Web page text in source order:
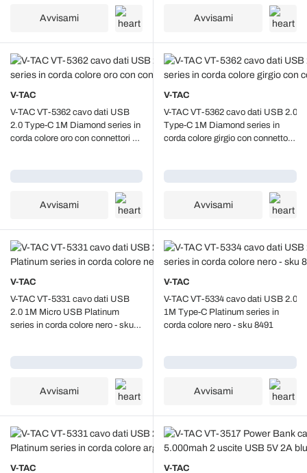
Avvisami Avvisami
V-TAC
V-TAC VT-5362 cavo dati USB
2.0 Type-C 1M Diamond series in
corda colore oro con connettori a
Avvisami
V-TAC
V-TAC VT-5362 cavo dati USB 2.0
Type-C 1M Diamond series in
corda colore girgio con connettori
Avvisami
V-TAC
V-TAC VT-5331 cavo dati USB
2.0 1M Micro USB Platinum
series in corda colore nero - sku
Avvisami
V-TAC
V-TAC VT-5334 cavo dati USB 2.0
1M Type-C Platinum series in
corda colore nero - sku 8491
Avvisami
V-TAC V-TAC